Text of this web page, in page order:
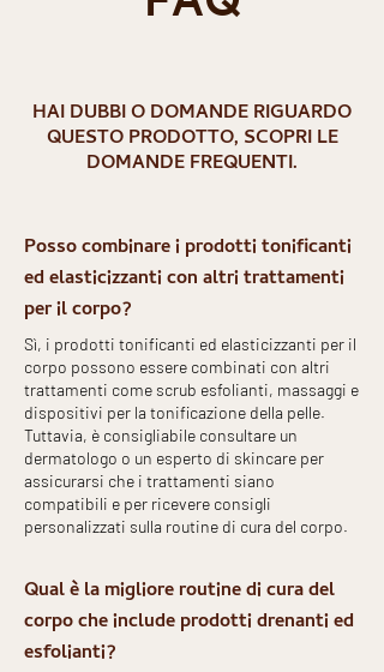
HAI DUBBI O DOMANDE RIGUARDO
QUESTO PRODOTTO, SCOPRI LE
DOMANDE FREQUENTI.
Posso combinare i prodotti tonificanti
ed elasticizzanti con altri trattamenti
per il corpo?
Sì, i prodotti tonificanti ed elasticizzanti per il
corpo possono essere combinati con altri
trattamenti come scrub esfolianti, massaggi e
dispositivi per la tonificazione della pelle.
Tuttavia, è consigliabile consultare un
dermatologo o un esperto di skincare per
assicurarsi che i trattamenti siano
compatibili e per ricevere consigli
personalizzati sulla routine di cura del corpo.
Qual è la migliore routine di cura del
corpo che include prodotti drenanti ed
esfolianti?